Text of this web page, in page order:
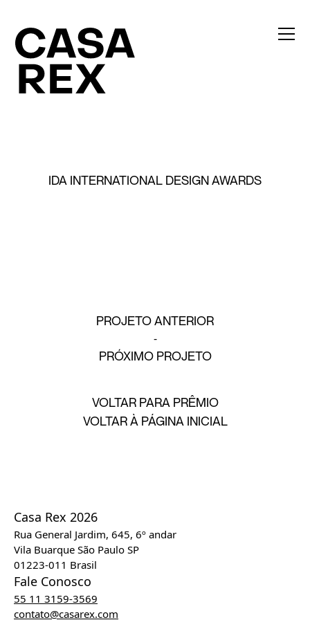
IDA INTERNATIONAL DESIGN AWARDS
PROJETO ANTERIOR
PRÓXIMO PROJETO
VOLTAR PARA PRÊMIO
VOLTAR À PÁGINA INICIAL
Casa Rex 2026
Rua General Jardim, 645, 6º andar
Vila Buarque São Paulo SP
01223-011 Brasil
Fale Conosco
55 11 3159-3569
contato@casarex.com